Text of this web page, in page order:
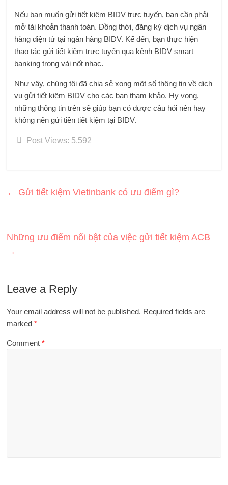
Nếu bạn muốn gửi tiết kiệm BIDV trực tuyến, bạn cần phải
mở tài khoản thanh toán. Đồng thời, đăng ký dịch vụ ngân
hàng điện tử tại ngân hàng BIDV. Kế đến, bạn thực hiện
thao tác gửi tiết kiệm trực tuyến qua kênh BIDV smart
banking trong vài nốt nhạc.
Như vậy, chúng tôi đã chia sẻ xong một số thông tin về dịch
vụ gửi tiết kiệm BIDV cho các bạn tham khảo. Hy vọng,
những thông tin trên sẽ giúp bạn có được câu hỏi nên hay
không nên gửi tiền tiết kiệm tại BIDV.
Post Views: 5,592
← Gửi tiết kiệm Vietinbank có ưu điểm gì?
Những ưu điểm nổi bật của việc gửi tiết kiệm ACB
→
Leave a Reply
Your email address will not be published. Required fields are
marked*
Comment*